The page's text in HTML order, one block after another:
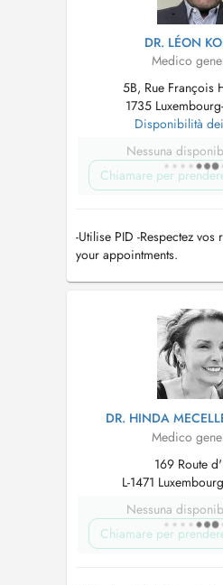
DR. LÉON
Medico
5B, Rue François
1735
Disponibilità
Nessuna
Chiamare per
-Utilise PID -Respectez vos
your appointments.
DR. HINDA
Medico
169 Route
L-1471
Nessuna
Chiamare per